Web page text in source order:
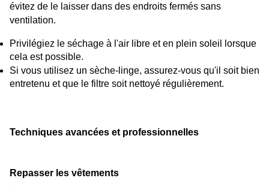
évitez de le laisser dans des endroits fermés sans
ventilation.
Privilégiez le séchage à l'air libre et en plein soleil lorsque
cela est possible.
Si vous utilisez un sèche-linge, assurez-vous qu'il soit bien
entretenu et que le filtre soit nettoyé régulièrement.
Techniques avancées et professionnelles
Repasser les vêtements